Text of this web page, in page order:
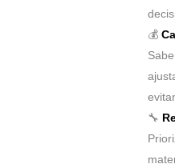
💰
🔧